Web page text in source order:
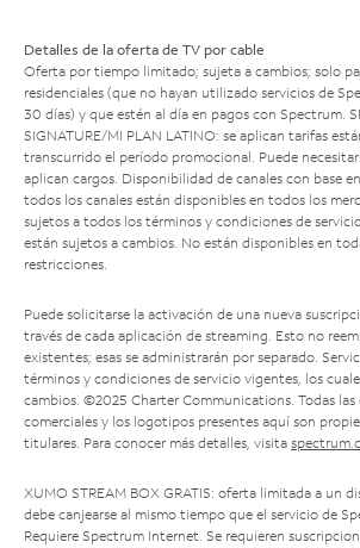
Detalles de la oferta de TV por cable
Oferta por tiempo limitado; sujeta a cambios; solo
residenciales (que no hayan utilizado servicios de
30 días) y que estén al día en pagos con Spectrum.
SIGNATURE/MI PLAN LATINO: se aplican tarifas
transcurrido el período promocional. Puede
aplican cargos. Disponibilidad de canales con base
todos los canales están disponibles en todos los
sujetos a todos los términos y condiciones de
están sujetos a cambios. No están disponibles en
restricciones.
Puede solicitarse la activación de una nueva
través de cada aplicación de streaming. Esto no
existentes; esas se administrarán por separado.
términos y condiciones de servicio vigentes, los
cambios. ©2025 Charter Communications. Todas las
comerciales y los logotipos presentes aquí son
titulares. Para conocer más detalles, visita
XUMO STREAM BOX GRATIS: oferta limitada a un
debe canjearse al mismo tiempo que el servicio de
Requiere Spectrum Internet. Se requieren